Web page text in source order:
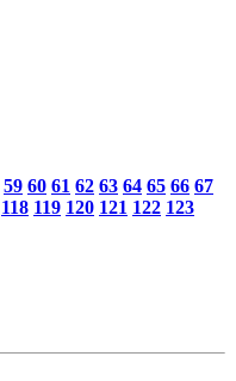
59 60 61 62 63 64 65 66 67
118 119 120 121 122 123